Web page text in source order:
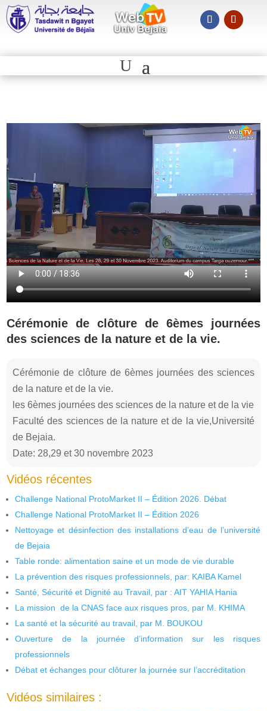
Cérémonie de clôture de 6èmes journées
des sciences de la nature et de la vie.
Cérémonie de clôture de 6èmes journées des sciences
de la nature et de la vie.
les 6èmes journées des sciences de la nature et de la vie
Faculté des sciences de la nature et de la vie,Université
de Bejaia.
Date: 28,29 et 30 novembre 2023
Vidéos récentes
Challenge National ProtoMarket II – Édition 2026. Débat
Challenge National ProtoMarket II – Édition 2026
Nettoyage et désinfection des installations d’eau de l’université
de Bejaia
Table ronde: alimentation saine et un mode de vie durable
La prévention des risques professionnels, par: KAIBA Kamel
Santé, Sécurité et Dignité au Travail, par : AIT YAHIA Hania
La mission de la CNAS face aux risques pros, par M. KHIMA
La santé et la sécurité au travail, par M. BOUKOU
Ouverture de la journée d’information sur les risques
professionnels
Débat et échanges pour clôturer la journée sur l’accréditation
Vidéos similaires :